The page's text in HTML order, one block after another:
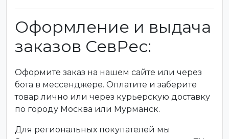
Оформление и выдача
заказов СевРес:
Оформите заказ на нашем сайте или через
бота в мессенджере. Оплатите и заберите
товар лично или через курьерскую доставку
по городу Москва или Мурманск.
Для региональных покупателей мы